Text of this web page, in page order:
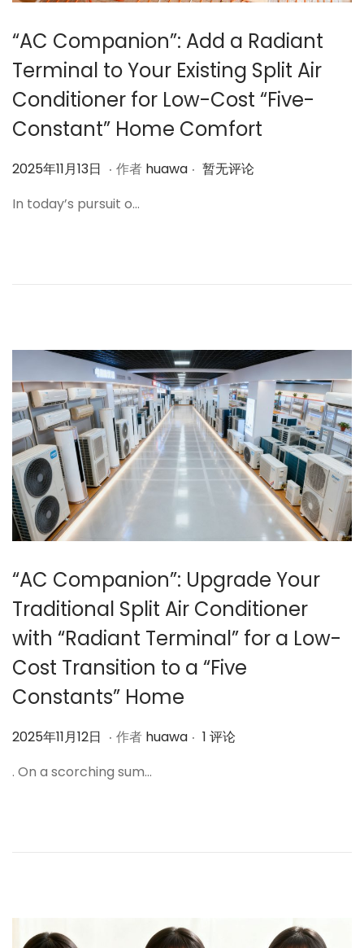
“AC Companion”: Add a Radiant
Terminal to Your Existing Split Air
Conditioner for Low-Cost “Five-
Constant” Home Comfort
作
2025年11月13日 2
2
1
3
日
. 作者 huawa . 暂无评论
In today’s pursuit o…
“AC Companion”: Upgrade Your
Traditional Split Air Conditioner
with “Radiant Terminal” for a Low-
Cost Transition to a “Five
Constants” Home
作
2025年11月12日 2
2
. 作者 huawa . 1 评论
. On a scorching sum…